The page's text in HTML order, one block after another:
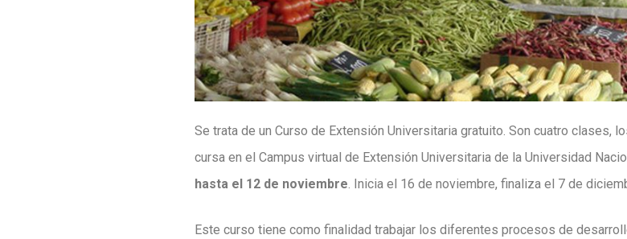
Se trata de un Curso de Extensión Universitaria gratuito. Son cuatro clases,
cursa en el Campus virtual de Extensión Universitaria de la Universidad
hasta el 12 de noviembre. Inicia el 16 de noviembre, finaliza el 7 de
Este curso tiene como finalidad trabajar los diferentes procesos de